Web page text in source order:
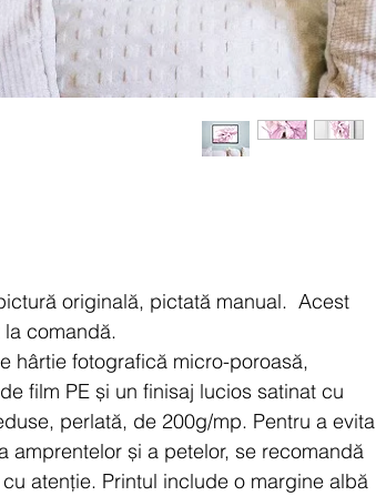
originală, pictată manual. Acest
comandă.
hârtie fotografică micro-poroasă,
film PE și un finisaj lucios satinat cu
perlată, de 200g/mp. Pentru a evita
amprentelor și a petelor, se recomandă
atenție. Printul include o margine albă